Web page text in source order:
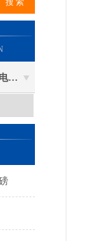
大台面电子地磅（广东地磅）电子汽车衡